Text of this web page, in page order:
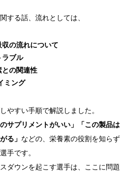
する話、流れとしては、
の流れについて
ラブル
との関連性
ミング
やすい手順で解説しました。
のサプリメントがいい」「この製品は
る」 などの、栄養素の役割を知らず
手です。
ダウンを起こす選手は、ここに問題